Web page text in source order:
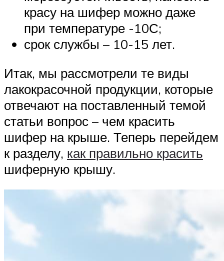
красу на шифер можно даже
при температуре -10С;
срок службы – 10-15 лет.
Итак, мы рассмотрели те виды
лакокрасочной продукции, которые
отвечают на поставленный темой
статьи вопрос – чем красить
шифер на крыше. Теперь перейдем
к разделу, как правильно красить
шиферную крышу.